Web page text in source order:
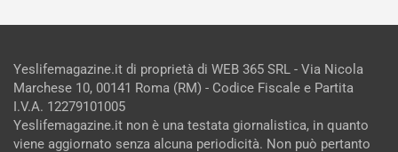
Yeslifemagazine.it di proprietà di WEB 365 SRL - Via Nicola
Marchese 10, 00141 Roma (RM) - Codice Fiscale e Partita
I.V.A. 12279101005
Yeslifemagazine.it non è una testata giornalistica, in quanto
viene aggiornato senza alcuna periodicità. Non può pertanto